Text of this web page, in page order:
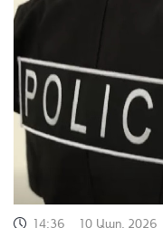
14:36 10 Ապր, 2026